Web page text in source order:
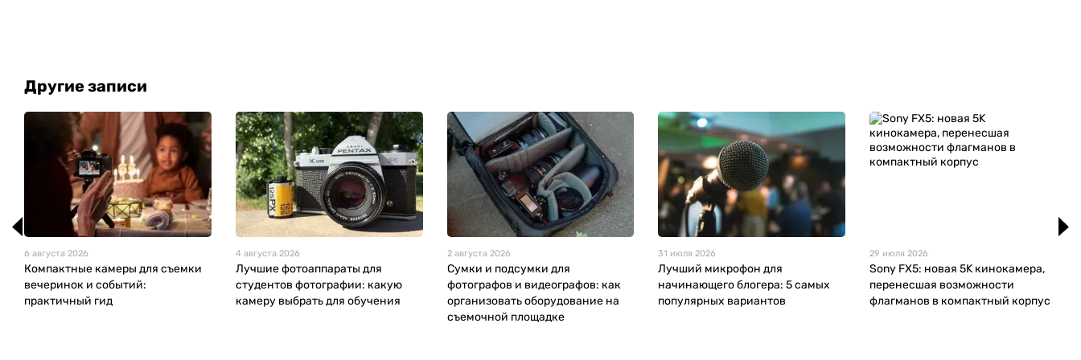
Другие записи
6 августа 2026
Компактные камеры для съемки
вечеринок и событий:
практичный гид
4 августа 2026
Лучшие фотоаппараты для
студентов фотографии: какую
камеру выбрать для обучения
2 августа 2026
Сумки и подсумки для
фотографов и видеографов: как
организовать оборудование на
съемочной площадке
31 июля 2026
Лучший микрофон для
начинающего блогера: 5 самых
популярных вариантов
29 июля 2026
Sony FX5: новая 5K кинокамера,
перенесшая возможности
флагманов в компактный корпус